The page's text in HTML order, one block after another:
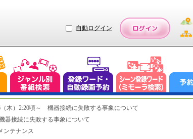
自動ログイン
（木）2:20頃～ 機器接続に失敗する事象について
器接続に失敗する事象について
ンテナンス